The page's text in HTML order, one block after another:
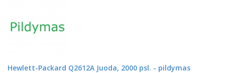
Hewlett-Packard Q2612A Juoda, 2000 psl. - pildymas